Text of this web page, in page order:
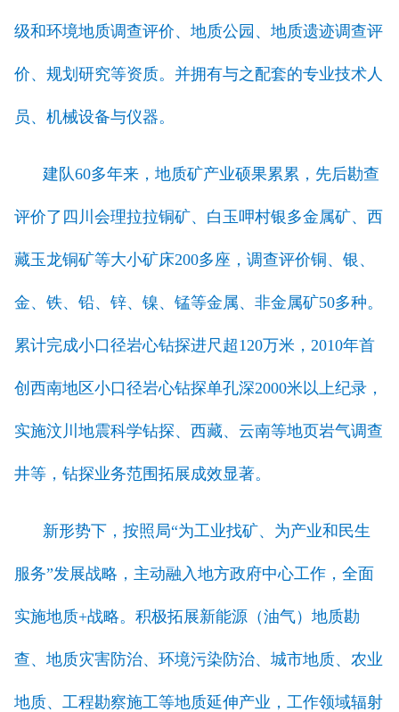
级和环境地质调查评价、地质公园、地质遗迹调查评
价、规划研究等资质。并拥有与之配套的专业技术人
员、机械设备与仪器。
建队60多年来，地质矿产业硕果累累，先后勘查
评价了四川会理拉拉铜矿、白玉呷村银多金属矿、西
藏玉龙铜矿等大小矿床200多座，调查评价铜、银、
金、铁、铅、锌、镍、锰等金属、非金属矿50多种。
累计完成小口径岩心钻探进尺超120万米，2010年首
创西南地区小口径岩心钻探单孔深2000米以上纪录，
实施汶川地震科学钻探、西藏、云南等地页岩气调查
井等，钻探业务范围拓展成效显著。
新形势下，按照局“为工业找矿、为产业和民生
服务”发展战略，主动融入地方政府中心工作，全面
实施地质+战略。积极拓展新能源（油气）地质勘
查、地质灾害防治、环境污染防治、城市地质、农业
地质、工程勘察施工等地质延伸产业，工作领域辐射